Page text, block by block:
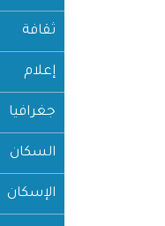
ثقافة
إعلام
جغرافيا
السكان
الإسكان